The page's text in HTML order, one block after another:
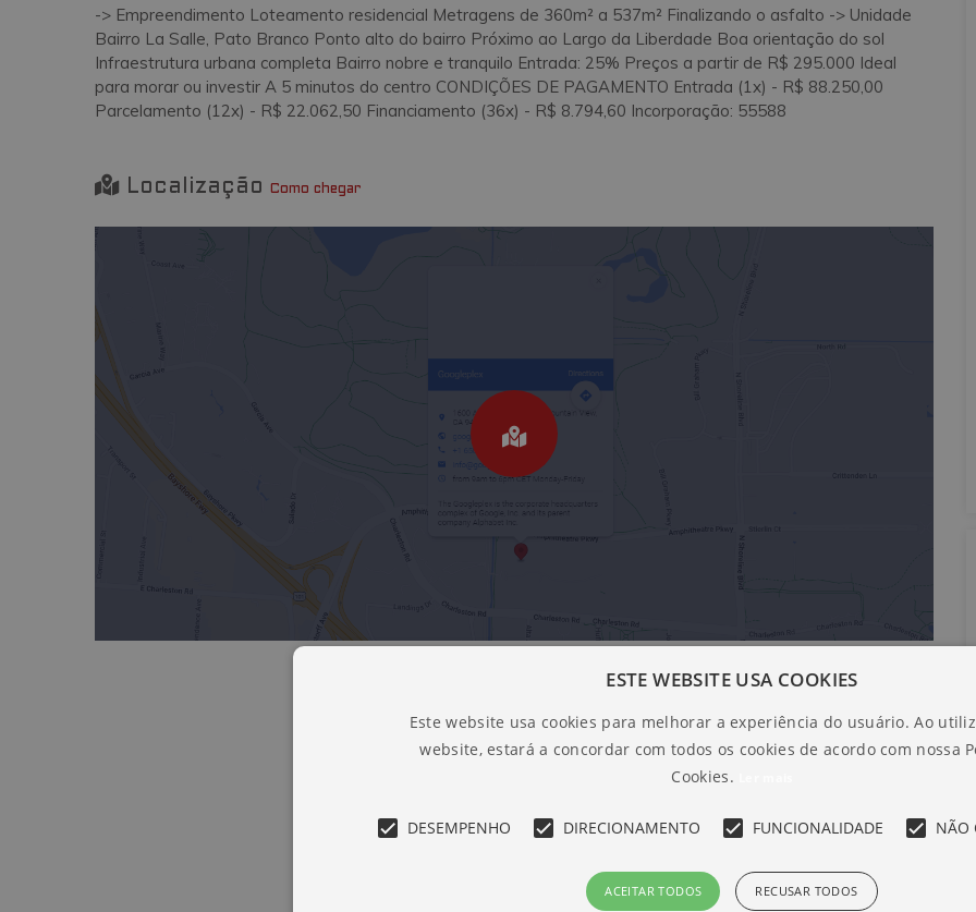
-> Empreendimento Loteamento residencial Metragens de 360m² a 537m² Finalizando o asfalto -> Unidade
Bairro La Salle, Pato Branco Ponto alto do bairro Próximo ao Largo da Liberdade Boa orientação do sol
Infraestrutura urbana completa Bairro nobre e tranquilo Entrada: 25% Preços a partir de R$ 295.000 Ideal
para morar ou investir A 5 minutos do centro CONDIÇÕES DE PAGAMENTO Entrada (1x) - R$ 88.250,00
Parcelamento (12x) - R$ 22.062,50 Financiamento (36x) - R$ 8.794,60 Incorporação: 55588
Localização Como chegar
ESTE WEBSITE USA COOKIES
Este website usa cookies para melhorar a experiência do usuário. Ao
website, estará a concordar com todos os cookies de acordo com nossa
Cookies.
DESEMPENHO DIRECIONAMENTO FUNCIONALIDADE NÃO
ACEITAR TODOS RECUSAR TODOS